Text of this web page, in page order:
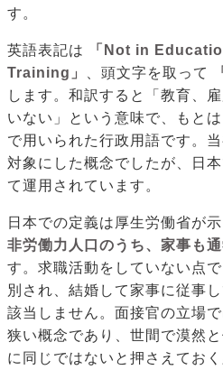
す。
英語表記は
「Not in
Training」
、頭文字を取って
します。和訳すると「教育、
いない」という意味で、もと
で用いられた行政用語です。
対象にした概念でしたが、日
て運用されています。
日本での定義は厚生労働省が示
非労働力人口のうち、家事も通
す。求職活動をしていない点
別され、結婚して家事に従事
該当しません。面接官の立場
狭い概念であり、世間で漠然
に同じではないと押さえてお